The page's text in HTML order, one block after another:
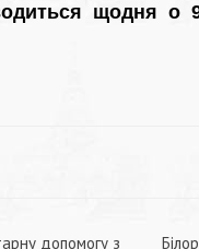
щодня о
допомогу з